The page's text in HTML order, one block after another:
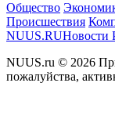
Общество
Происшествия
NUUS.RUНовости
NUUS.ru © 2026
пожалуйства,